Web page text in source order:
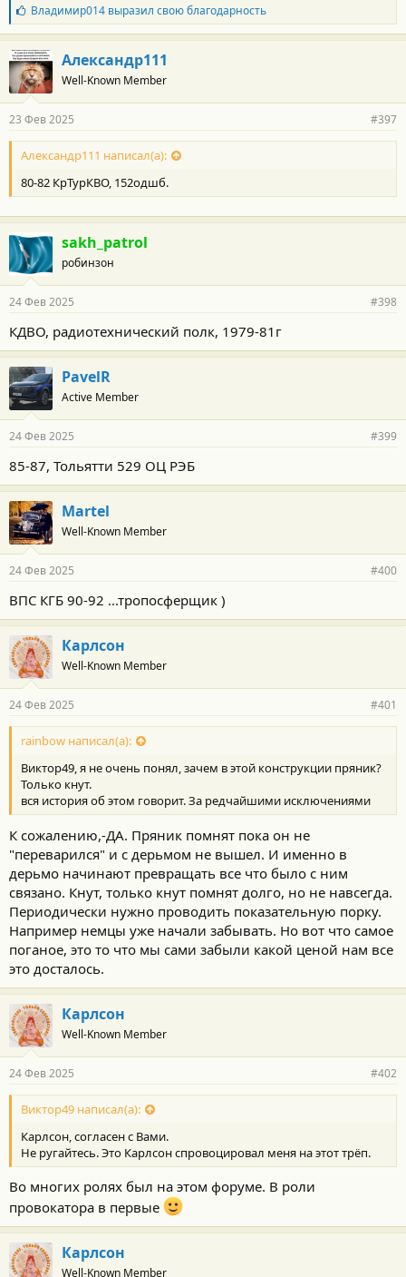
Б
л
а
г
о
д
а
н
о
с
и
:
Владимир014выразил свою благодарность
Александр111
Well-Known Member
23 Фев 2025 #397
Александр111 написал(а):
80-82 КрТурКВО, 152одшб.
sakh_patrol
робинзон
24 Фев 2025 #398
КДВО, радиотехнический полк, 1979-81г
PavelR
Active Member
24 Фев 2025 #399
85-87, Тольятти 529 ОЦ РЭБ
Martel
Well-Known Member
24 Фев 2025 #400
ВПС КГБ 90-92 ...тропосферщик )
Карлсон
Well-Known Member
24 Фев 2025 #401
rainbow написал(а):
Виктор49, я не очень понял, зачем в этой конструкции пряник?
Только кнут.
вся история об этом говорит. За редчайшими исключениями
К сожалению,-ДА. Пряник помнят пока он не
"переварился" и с дерьмом не вышел. И именно в
дерьмо начинают превращать все что было с ним
связано. Кнут, только кнут помнят долго, но не навсегда.
Периодически нужно проводить показательную порку.
Например немцы уже начали забывать. Но вот что самое
поганое, это то что мы сами забыли какой ценой нам все
это досталось.
Карлсон
Well-Known Member
24 Фев 2025 #402
Виктор49 написал(а):
Карлсон, согласен с Вами.
Не ругайтесь. Это Карлсон спровоцировал меня на этот трёп.
Во многих ролях был на этом форуме. В роли
провокатора в первые
Карлсон
Well-Known Member